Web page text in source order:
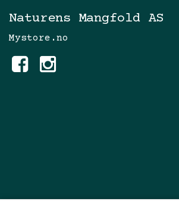
Naturens Mangfold AS
Mystore.no